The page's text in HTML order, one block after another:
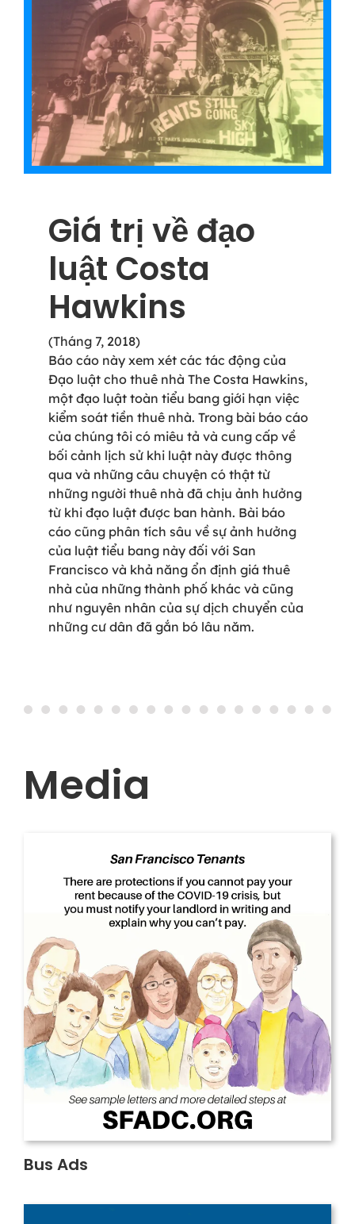
Giá trị về đạo
luật Costa
Hawkins
(Tháng 7, 2018)
Báo cáo này xem xét các tác động của
Đạo luật cho thuê nhà The Costa Hawkins,
một đạo luật toàn tiểu bang giới hạn việc
kiểm soát tiền thuê nhà. Trong bài báo cáo
của chúng tôi có miêu tả và cung cấp về
bối cảnh lịch sử khi luật này được thông
qua và những câu chuyện có thật từ
những người thuê nhà đã chịu ảnh hưởng
từ khi đạo luật được ban hành. Bài báo
cáo cũng phân tích sâu về sự ảnh hưởng
của luật tiểu bang này đối với San
Francisco và khả năng ổn định giá thuê
nhà của những thành phố khác và cũng
như nguyên nhân của sự dịch chuyển của
những cư dân đã gắn bó lâu năm.
Media
Bus Ads